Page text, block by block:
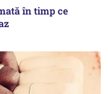
în timp ce